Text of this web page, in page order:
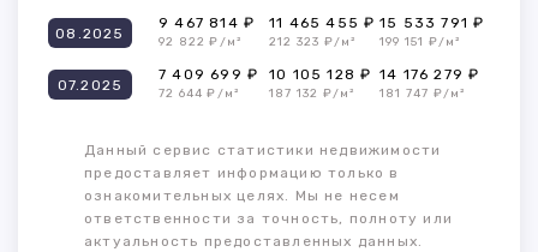
08.2025
9 467 814 ₽
92 822 ₽/м²
11 465 455 ₽
212 323 ₽/м²
15 533 791 ₽
199 151 ₽/м²
07.2025
7 409 699 ₽
72 644 ₽/м²
10 105 128 ₽
187 132 ₽/м²
14 176 279 ₽
181 747 ₽/м²
Данный сервис статистики недвижимости
предоставляет информацию только в
ознакомительных целях. Мы не несем
ответственности за точность, полноту или
актуальность предоставленных данных.